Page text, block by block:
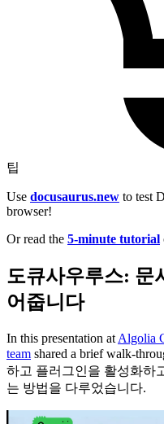
팁
Use docusaurus.new to test
browser!
Or read the 5-minute tutorial
도큐사우루스: 문
어줍니다
In this presentation at Algolia
team shared a brief walk-
하고 플러그인을 활성화하
는 방법을 다루었습니다.